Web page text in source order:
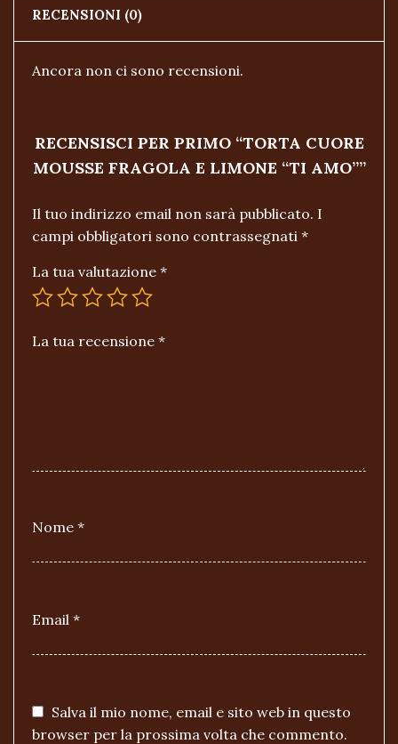
RECENSIONI (0)
Ancora non ci sono recensioni.
RECENSISCI PER PRIMO “TORTA CUORE
MOUSSE FRAGOLA E LIMONE “TI AMO””
Il tuo indirizzo email non sarà pubblicato. I
campi obbligatori sono contrassegnati *
La tua valutazione *
La tua recensione *
Nome *
Email *
Salva il mio nome, email e sito web in questo
browser per la prossima volta che commento.